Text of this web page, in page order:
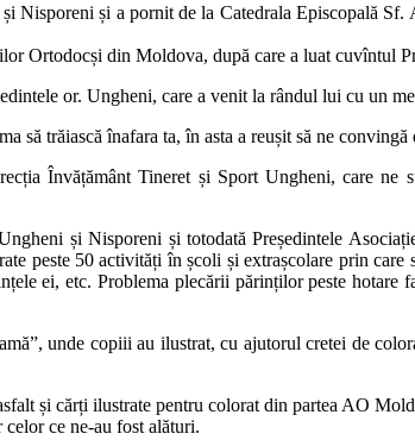
și a pornit de la Catedrala Episcopală
Ortodocși din Moldova, după care a luat cuvîntul
or. Ungheni, care a venit la rândul lui cu un
să trăiască înafara ta, în asta a reușit să ne
Învățământ Tineret și Sport Ungheni, care ne
și Nisporeni și totodată Președintele
peste 50 activități în școli și extrașcolare prin
ei, etc. Problema plecării părinților peste hotare
unde copiii au ilustrat, cu ajutorul cretei de
și cărți ilustrate pentru colorat din partea AO
ce ne-au fost alături.